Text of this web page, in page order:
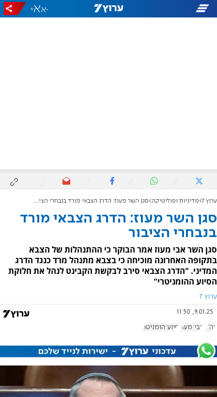
-
+
ערוץ 7 מדיניות ופוליטיקה סגן השר מעוז: הדרג הצבאי מורד בנבחרי הציבור
סגן השר מעוז: הדרג הצבאי מורד
בנבחרי הציבור
סגן השר אבי מעוז אמר הבוקר כי ההתנהלות של הצבא
בתקופה האחרונה מוכיחה כי בצבא מתנהל מרד כנגד הדרג
המדיני. "הדרג הצבאי סירב לבקשת הקבינט לנהל את חלוקת
הסיוע ההומניטרי"
ערוץ 7
9.01.25, 11:50
צה"ל אבי מעוז סיוע הומניטרי